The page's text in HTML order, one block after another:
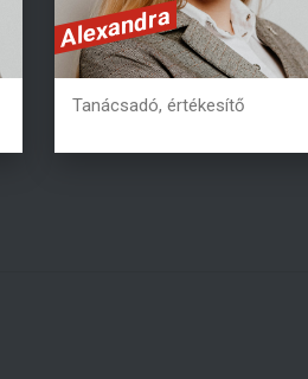
Alexandra
Tanácsadó, értékesítő
+36 20 362 2978